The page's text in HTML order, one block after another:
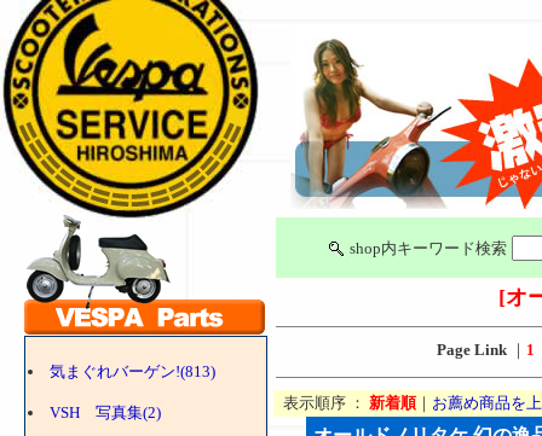
気まぐれバーゲン!(813)
VSH 写真集(2)
shop内キーワード検索
[オ
Page Link｜ 1
表示順序 ： 新着順｜ お薦め商品を